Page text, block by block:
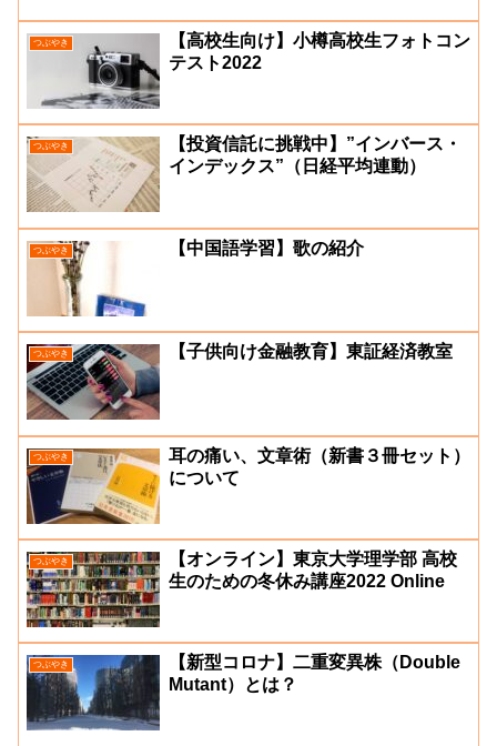
つぶやき
【高校生向け】小樽高校生フォトコン
テスト2022
つぶやき
【投資信託に挑戦中】”インバース・
インデックス”（日経平均連動）
つぶやき 【中国語学習】歌の紹介
つぶやき 【子供向け金融教育】東証経済教室
つぶやき
耳の痛い、文章術（新書３冊セット）
について
つぶやき
【オンライン】東京大学理学部 高校
生のための冬休み講座2022 Online
つぶやき
【新型コロナ】二重変異株（Double
Mutant）とは？